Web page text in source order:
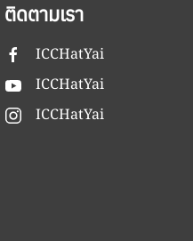
ติดตามเรา
ICCHatYai
ICCHatYai
ICCHatYai